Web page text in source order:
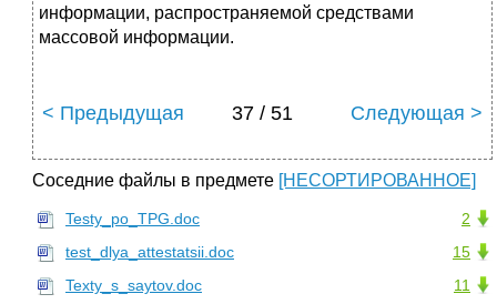
информации, распространяемой средствами
массовой информации.
< Предыдущая 37 / 51 Следующая >
Соседние файлы в предмете [НЕСОРТИРОВАННОЕ]
2
Testy_po_TPG.doc
15
test_dlya_attestatsii.doc
11
Texty_s_saytov.doc